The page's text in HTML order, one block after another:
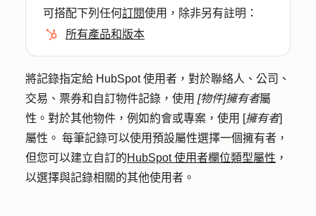
可搭配下列任何訂閱使用，除非另有註明：
所有產品和版本
將記錄指定給 HubSpot 使用者，對於聯絡人、公司、
交易、票券和自訂物件記錄，使用 [物件]擁有者屬
性。對於其他物件，例如約會或專案，使用 [擁有者]
屬性。 每筆記錄可以使用預設屬性選擇一個擁有者，
但您可以建立自訂的HubSpot 使用者欄位類型屬性 ，
以選擇與記錄相關的其他使用者。